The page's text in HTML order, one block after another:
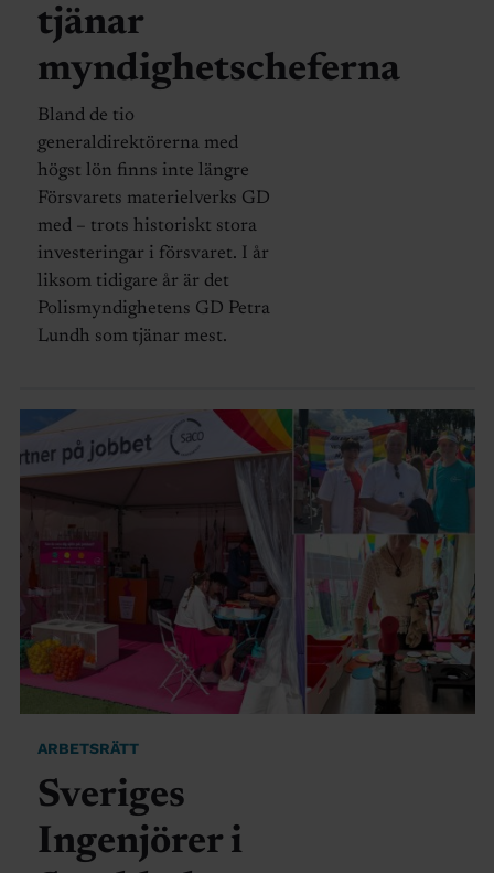
tjänar
myndighetscheferna
Bland de tio
generaldirektörerna med
högst lön finns inte längre
Försvarets materielverks GD
med – trots historiskt stora
investeringar i försvaret. I år
liksom tidigare år är det
Polismyndighetens GD Petra
Lundh som tjänar mest.
ARBETSRÄTT
Sveriges
Ingenjörer i